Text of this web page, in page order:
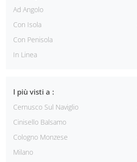
Ad Angolo
Con Isola
Con Penisola
In Linea
I più visti a :
Cernusco Sul Naviglio
Cinisello Balsamo
Cologno Monzese
Milano